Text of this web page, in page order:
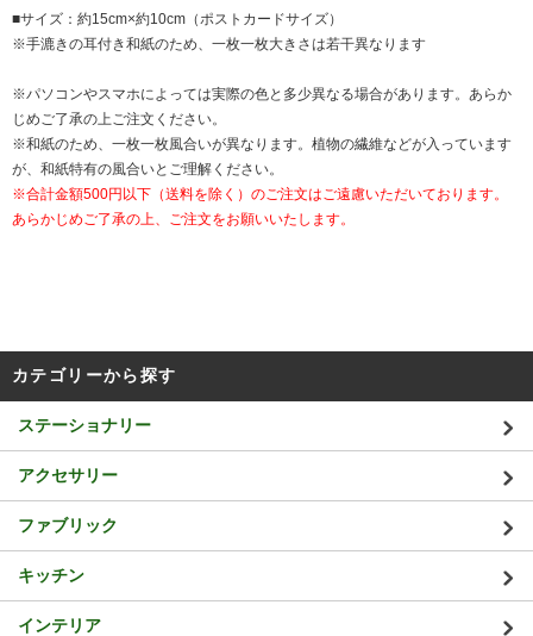
■サイズ：約15cm×約10cm（ポストカードサイズ）
※手漉きの耳付き和紙のため、一枚一枚大きさは若干異なります
※パソコンやスマホによっては実際の色と多少異なる場合があります。あらか
じめご了承の上ご注文ください。
※和紙のため、一枚一枚風合いが異なります。植物の繊維などが入っています
が、和紙特有の風合いとご理解ください。
※合計金額500円以下（送料を除く）のご注文はご遠慮いただいております。
あらかじめご了承の上、ご注文をお願いいたします。
カテゴリーから探す
ステーショナリー
アクセサリー
ファブリック
キッチン
インテリア